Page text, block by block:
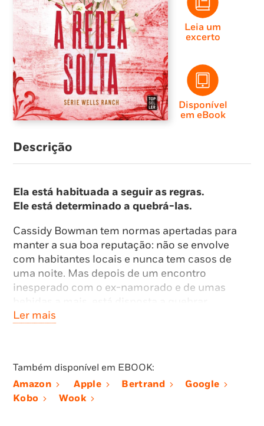
Leia um
excerto
Disponível
em eBook
Descrição
Ela está habituada a seguir as regras.
Ele está determinado a quebrá-las.
Cassidy Bowman tem normas apertadas para
manter a sua boa reputação: não se envolve
com habitantes locais e nunca tem casos de
uma noite. Mas depois de um encontro
inesperado com o ex-namorado e de umas
algumas dessas regras e a deixar-se levar por
Red, nunca existiu uma regra que não fosse
para quebrar. Com um fraquinho por Cassidy
desde os tempos de escola, não hesita em
Ler mais
Também disponível em EBOOK:
Amazon
Apple Bertrand
Google
Kobo
Wook